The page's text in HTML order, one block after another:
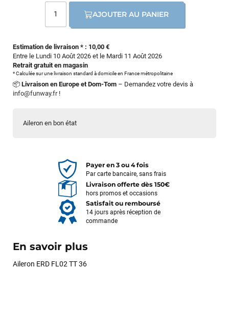
Aileron en bon état
Estimation de livraison * : 10,00 €
Entre le Lundi 10 Août 2026 et le Mardi 11 Août 2026
Retrait gratuit en magasin
* Calculée sur une livraison standard à domicile en France métropolitaine
📦 Livraison en Europe et Dom-Tom – Demandez votre devis à
info@funway.fr!
AJOUTER AU PANIER
Payer en 3 ou 4 fois
Par carte bancaire, sans frais
Livraison offerte dès 150€
hors promos et occasions
Satisfait ou remboursé
14 jours après réception de
commande
En savoir plus
Aileron ERD FL02 TT 36